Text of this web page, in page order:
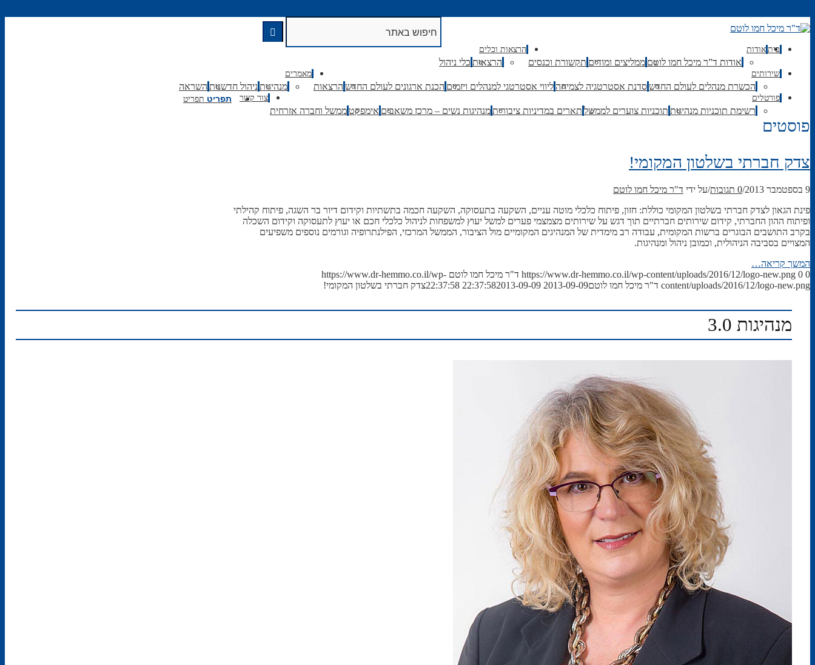
בית אודות
אודות ד”ר מיכל חמו לוטם ממליצים ומודים תקשורת וכנסים
הרצאות וכלים
הרצאות כלי ניהול
שירותים
הכשרת מנהלים לעולם החדשסדנת אסטרטגיה לצמיחהליווי אסטרטגי למנהלים ויזמים הכנת ארגונים לעולם החדש הרצאות
מאמרים
מנהיגותניהול חדשנות השראה
פורטלים
רשימת תוכניות מנהיגות תוכניות צוערים לממשל תארים במדיניות ציבוריתמנהיגות נשים – מרכז משאבים אימפקטממשל וחברה אזרחית
צור קשר תפריט תפריט
פוסטים
צדק חברתי בשלטון המקומי!
9 בספטמבר 2013 /0 תגובות /על ידי ד"ר מיכל חמו לוטם
פינת הגאון לצדק חברתי בשלטון המקומי כוללת: חזון, פיתוח כלכלי מוטה עניים, השקעה בתעסוקה, השקעה חכמה בתשתיות וקידום דיור בר השגה, פיתוח קהילתי
ופיתוח ההון החברתי, קידום שירותים חברתיים תוך דגש על שירותים מצמצמי פערים למשל יעוץ למשפחות לניהול כלכלי חכם או יעוץ לתעסוקה וקידום השכלה
בקרב התושבים הבוגרים ברשות המקומית, עבודה רב מימדית של המנהיגים המקומיים מול הציבור, הממשל המרכזי, הפילנתרופיה וגורמים נוספים משפיעים
המצויים בסביבה הניהולית, וכמובן ניהול ומנהיגות.
המשך קריאה…
https://www.dr-hemmo.co.il/wp-content/uploads/2016/12/logo-new.png 0 0 ד"ר מיכל חמו לוטם https://www.dr-hemmo.co.il/wp-
content/uploads/2016/12/logo-new.png ד"ר מיכל חמו לוטם2013-09-09 22:37:58
2013-09-09 22:37:58 צדק חברתי בשלטון המקומי!
מנהיגות 3.0